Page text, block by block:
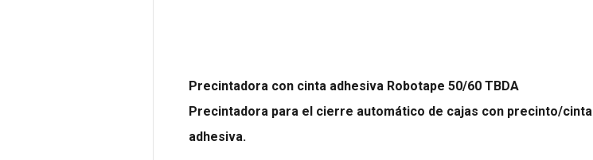
Precintadora con cinta adhesiva Robotape 50/60 TBDA
Precintadora para el cierre automático de cajas con precinto/cinta
adhesiva.